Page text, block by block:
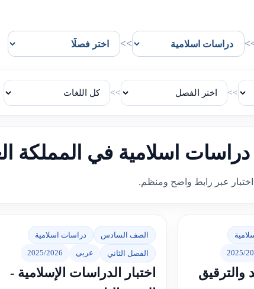
>>
>>
>>
اسلامية في المملكة
عبر رابط واضح ومنظم.
2025/
والترقيق
الصف السادس دراسات اسلامية
الفصل الثاني عربي 2025/2026
اختبار الدراسات الإسلامية -